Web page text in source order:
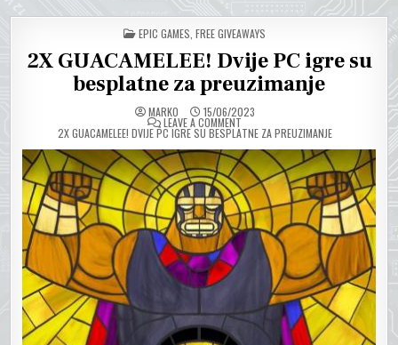
POSTED
IN
EPIC GAMES FREE GIVEAWAYS
2X GUACAMELEE! Dvije PC igre su
besplatne za preuzimanje
MARKO 15/06/2023
LEAVE A COMMENTON
2X GUACAMELEE! DVIJE PC IGRE SU BESPLATNE ZA PREUZIMANJE